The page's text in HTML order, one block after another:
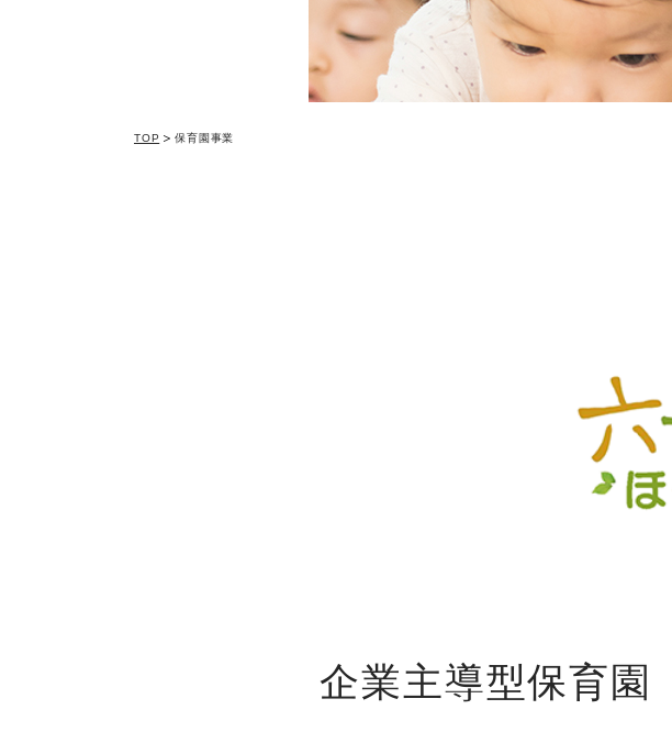
TOP 保育園事業
企業主導型保育園